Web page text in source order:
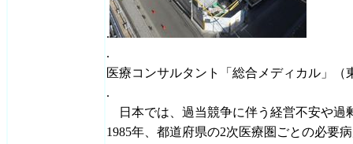
.
.
医療コンサルタント「総合メディカル」（
.
日本では、過当競争に伴う経営不安や過
1985年、都道府県の2次医療圏ごとの必要